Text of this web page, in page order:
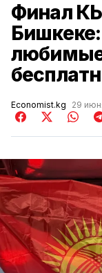
Финал
Economist.kg 29